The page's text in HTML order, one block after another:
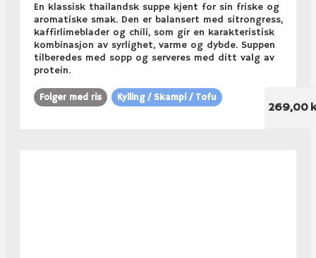
En klassisk thailandsk suppe kjent for sin friske og
aromatiske smak. Den er balansert med sitrongress,
kaffirlimeblader og chili, som gir en karakteristisk
kombinasjon av syrlighet, varme og dybde. Suppen
tilberedes med sopp og serveres med ditt valg av
protein.
Folger med ris Kylling / Skampi / Tofu
269,00